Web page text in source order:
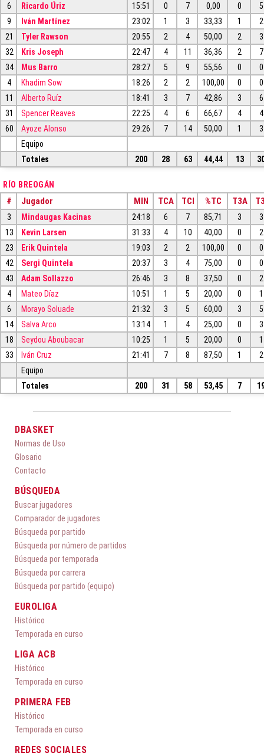
6 Ricardo Úriz 15:51 0 7 0,00 0
5
9
Iván Martínez 23:02 1 3 33,33 1
2
21
Tyler Rawson 20:55 2 4 50,00 2
3
32
Kris Joseph 22:47 4 11 36,36 2
7
34
Mus Barro 28:27 5 9 55,56 0
0
4
Khadim Sow 18:26 2 2 100,00 0
0
11
Alberto Ruíz 18:41 3 7 42,86 3
6
31
Spencer Reaves 22:25 4 6 66,67 4
4
60
Ayoze Alonso 29:26 7 14 50,00 1
3
Equipo
Totales
200 28 63 44,44 13
RÍO BREOGÁN
# Jugador MIN TCA TCI %TC T3A
3 Mindaugas Kacinas 24:18 6 7 85,71 3
3
13
Kevin Larsen 31:33 4 10 40,00 0
2
23
Erik Quintela 19:03 2 2 100,00 0
0
42
Sergi Quintela 20:37 3 4 75,00 0
0
43
Adam Sollazzo 26:46 3 8 37,50 0
2
4
Mateo Díaz 10:51 1 5 20,00 0
1
6
Morayo Soluade 21:32 3 5 60,00 3
5
14
Salva Arco 13:14 1 4 25,00 0
3
18
Seydou Aboubacar 10:25 1 5 20,00 0
1
33
Iván Cruz 21:41 7 8 87,50 1
2
Equipo
Totales
200 31 58 53,45 7
DBASKET
Normas de Uso
Glosario
Contacto
BÚSQUEDA
Buscar jugadores
Comparador de jugadores
Búsqueda por partido
Búsqueda por número de partidos
Búsqueda por temporada
Búsqueda por carrera
Búsqueda por partido (equipo)
EUROLIGA
Histórico
Temporada en curso
LIGA ACB
Histórico
Temporada en curso
PRIMERA FEB
Histórico
Temporada en curso
REDES SOCIALES